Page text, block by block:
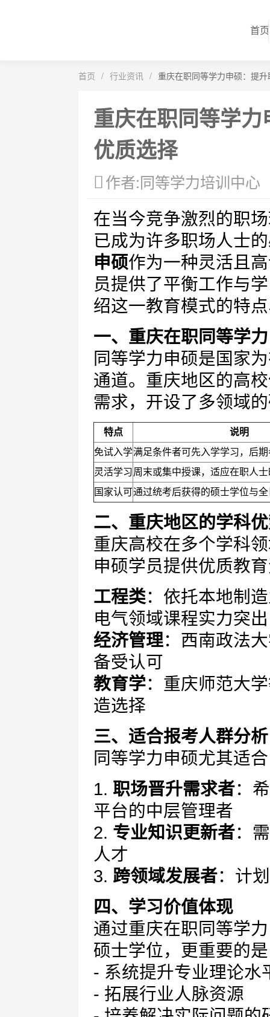
首页
首页 / 行业资讯 / 重庆在职同等学力申硕：提
重庆在职同等学
优质选择
作者:同等学力培训中心
在当今竞争激烈的职
已成为许多职场人士
申硕作为一种灵活且
员提供了平衡工作与
绍这一教育模式的特
一、重庆在职同等学
同等学力申硕是国家
通道。重庆地区的高
需求，开设了多领域
特点
说明
免试入学满足条件者可先入学学习，后
灵活学习周末或集中授课，适应在职人
国家认可通过统考后获得的硕士学位与
二、重庆地区的学科
重庆高校在多个学科
申硕学员提供优质教
工程类：依托本地制
电气领域课程实力突出
经济管理：西南政法
备受认可
教育学：重庆师范大
造选择
三、适合报考人群分析
同等学力申硕尤其适
1. 职场晋升需求者：
平台的中层管理者
2. 专业知识更新者：
人才
3. 跨领域发展者：计
四、学习价值体现
通过重庆在职同等学
硕士学位，更重要的
- 系统提升专业理论水
- 拓展行业人脉资源